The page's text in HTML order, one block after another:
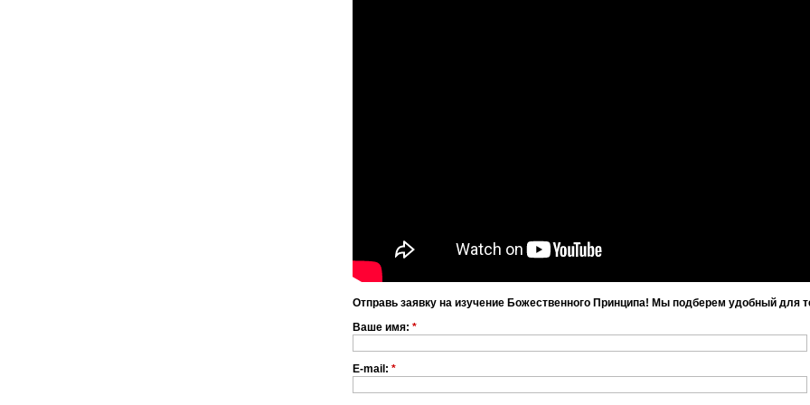
Отправь заявку на изучение Божественного Принципа! Мы подберем удобный для
Ваше имя: *
E-mail: *